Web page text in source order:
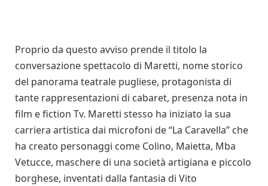
Proprio da questo avviso prende il titolo la
conversazione spettacolo di Maretti, nome storico
del panorama teatrale pugliese, protagonista di
tante rappresentazioni di cabaret, presenza nota in
film e fiction Tv. Maretti stesso ha iniziato la sua
carriera artistica dai microfoni de “La Caravella” che
ha creato personaggi come Colino, Maietta, Mba
Vetucce, maschere di una società artigiana e piccolo
borghese, inventati dalla fantasia di Vito